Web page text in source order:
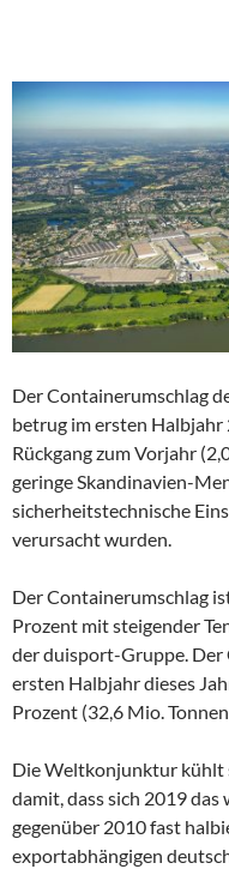
Der Containerumschlag
betrug im ersten Halbjahr
Rückgang zum Vorjahr
geringe Skandinavien-
sicherheitstechnische
verursacht wurden.
Der Containerumschlag
Prozent mit steigender
der duisport-Gruppe. Der
ersten Halbjahr dieses
Prozent (32,6 Mio.
Die Weltkonjunktur kühlt
damit, dass sich 2019
gegenüber 2010 fast
exportabhängigen